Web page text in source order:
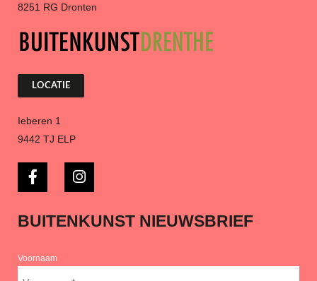
8251 RG Dronten
LOCATIE
Ieberen 1
9442 TJ ELP
BUITENKUNST NIEUWSBRIEF
Voornaam